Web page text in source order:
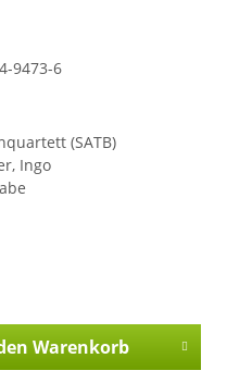
9473-6
(SATB)
Ingo
Warenkorb